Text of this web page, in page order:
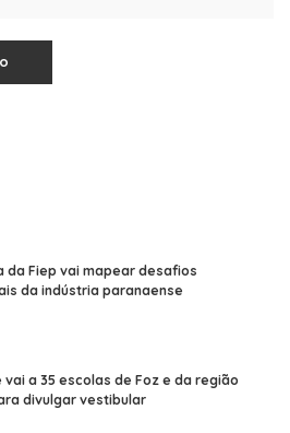
da Fiep vai mapear desafios
da indústria paranaense
vai a 35 escolas de Foz e da região
divulgar vestibular